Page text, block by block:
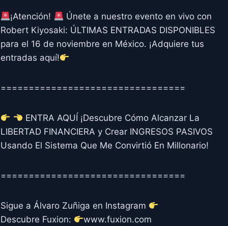
¡Atención!
Únete a nuestro evento en vivo con
Robert Kiyosaki: ÚLTIMAS ENTRADAS DISPONIBLES
para el 16 de noviembre en México. ¡Adquiere tus
entradas aquí!
=================================
ENTRA AQUÍ ¡Descubre Cómo Alcanzar La
LIBERTAD FINANCIERA y Crear INGRESOS PASIVOS
Usando El Sistema Que Me Convirtió En Millonario!
=================================
Sigue a Álvaro Zuñiga en Instagram
Descubre Fuxion:
www.fuxion.com